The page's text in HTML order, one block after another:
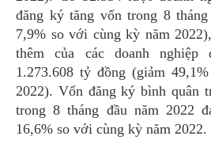
đăng ký tăng vốn trong 8
7,9% so với cùng kỳ năm
thêm của các doanh nghiệp
1.273.608 tỷ đồng (giảm
2022). Vốn đăng ký bình quân
trong 8 tháng đầu năm 2022
16,6% so với cùng kỳ năm 2022.